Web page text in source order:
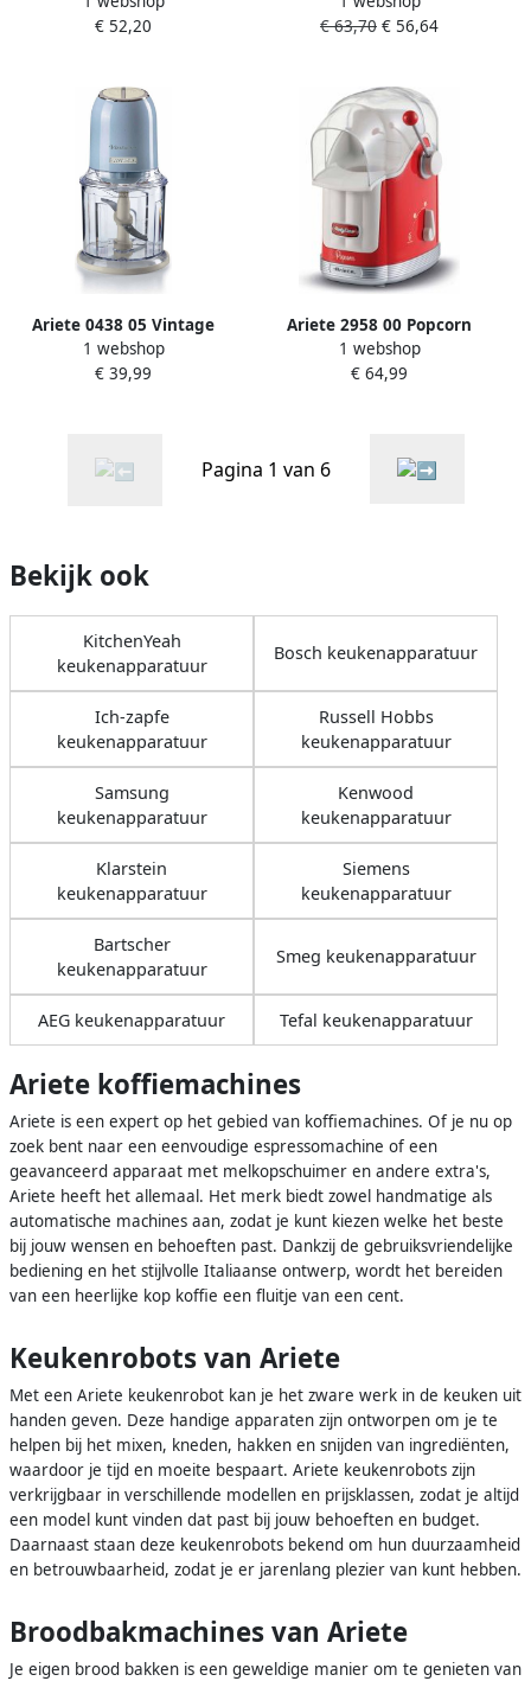
Bereidingstijd: 60 gram in 2
€ 52,20
Watt 2 perskegels 600 ml
€ 63,70 € 56,64
Ariete 0438 05 Vintage
hakmolen 600 ml Inhoud
400 Watt-| 2 snelheden
1 webshop
€ 39,99
Ariete 2958 00 Popcorn
Machine popcornmaker
Bereiding zonder vet
1 webshop
€ 64,99
Pagina 1 van 6
Bekijk ook
KitchenYeah
keukenapparatuur
Bosch keukenapparatuur
Ich-zapfe
keukenapparatuur
Russell Hobbs
keukenapparatuur
Samsung
keukenapparatuur
Kenwood
keukenapparatuur
Klarstein
keukenapparatuur
Siemens
keukenapparatuur
Bartscher
keukenapparatuur
Smeg keukenapparatuur
AEG keukenapparatuur Tefal keukenapparatuur
Ariete koffiemachines
Ariete is een expert op het gebied van koffiemachines. Of je nu op
zoek bent naar een eenvoudige espressomachine of een
geavanceerd apparaat met melkopschuimer en andere extra's,
Ariete heeft het allemaal. Het merk biedt zowel handmatige als
automatische machines aan, zodat je kunt kiezen welke het beste
bij jouw wensen en behoeften past. Dankzij de gebruiksvriendelijke
bediening en het stijlvolle Italiaanse ontwerp, wordt het bereiden
van een heerlijke kop koffie een fluitje van een cent.
Keukenrobots van Ariete
Met een Ariete keukenrobot kan je het zware werk in de keuken uit
handen geven. Deze handige apparaten zijn ontworpen om je te
helpen bij het mixen, kneden, hakken en snijden van ingrediënten,
waardoor je tijd en moeite bespaart. Ariete keukenrobots zijn
verkrijgbaar in verschillende modellen en prijsklassen, zodat je altijd
een model kunt vinden dat past bij jouw behoeften en budget.
Daarnaast staan deze keukenrobots bekend om hun duurzaamheid
en betrouwbaarheid, zodat je er jarenlang plezier van kunt hebben.
Broodbakmachines van Ariete
Je eigen brood bakken is een geweldige manier om te genieten van